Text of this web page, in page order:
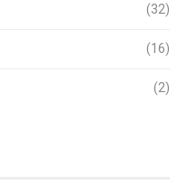
(32)
(16)
(2)